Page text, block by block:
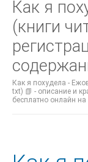
Как я
(книги
Как я похудела -
txt) 📗 - описание и
бесплатно онлайн